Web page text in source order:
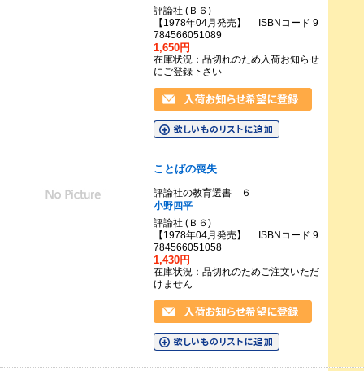
評論社 (Ｂ６)
【1978年04月発売】 ISBNコード 9
784566051089
1,650円
在庫状況：品切れのため入荷お知らせ
にご登録下さい
ことばの喪失
評論社の教育選書 ６
小野四平
評論社 (Ｂ６)
【1978年04月発売】 ISBNコード 9
784566051058
1,430円
在庫状況：品切れのためご注文いただ
けません